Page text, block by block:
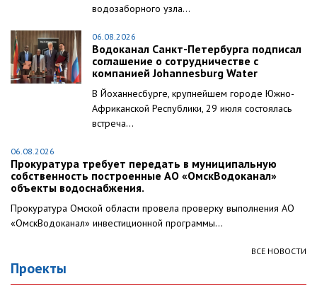
водозаборного узла...
06.08.2026
Водоканал Санкт-Петербурга подписал
соглашение о сотрудничестве с
компанией Johannesburg Water
В Йоханнесбурге, крупнейшем городе Южно-
Африканской Республики, 29 июля состоялась
встреча...
06.08.2026
Прокуратура требует передать в муниципальную
собственность построенные АО «ОмскВодоканал»
объекты водоснабжения.
Прокуратура Омской области провела проверку выполнения АО
«ОмскВодоканал» инвестиционной программы...
ВСЕ НОВОСТИ
Проекты